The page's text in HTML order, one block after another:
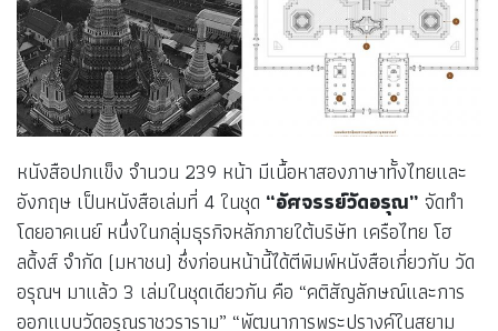
หนังสือปกแข็ง จำนวน 239 หน้า มีเนื้อหาสองภาษาทั้งไทยและ
อังกฤษ เป็นหนังสือเล่มที่ 4 ในชุด “อัศจรรย์วัดอรุณ” จัดทำ
โดยอาคเนย์ หนึ่งในกลุ่มธุรกิจหลักภายใต้บริษัท เครือไทย โฮ
ลดิ้งส์ จำกัด (มหาชน) ซึ่งก่อนหน้านี้ได้ตีพิมพ์หนังสือเกี่ยวกับ วัด
อรุณฯ มาแล้ว 3 เล่มในชุดเดียวกัน คือ “คติสัญลักษณ์และการ
ออกแบบวัดอรุณราชวราราม” “พัฒนาการพระปรางค์ในสยาม